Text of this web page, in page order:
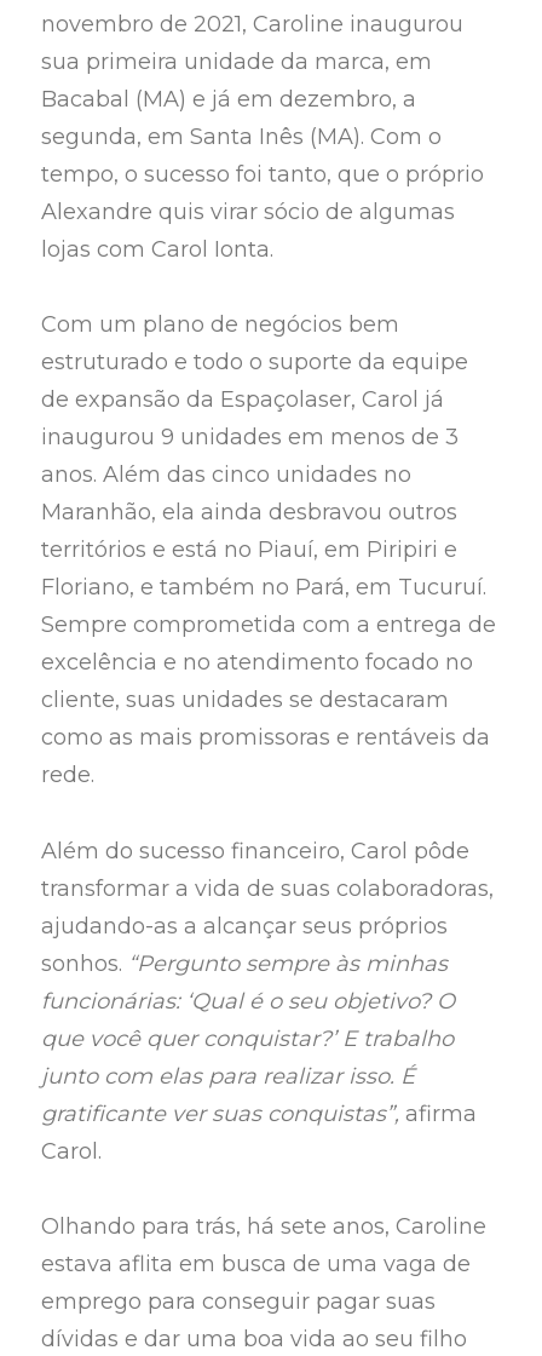
novembro de 2021, Caroline inaugurou
sua primeira unidade da marca, em
Bacabal (MA) e já em dezembro, a
segunda, em Santa Inês (MA). Com o
tempo, o sucesso foi tanto, que o próprio
Alexandre quis virar sócio de algumas
lojas com Carol Ionta.
Com um plano de negócios bem
estruturado e todo o suporte da equipe
de expansão da Espaçolaser, Carol já
inaugurou 9 unidades em menos de 3
anos. Além das cinco unidades no
Maranhão, ela ainda desbravou outros
territórios e está no Piauí, em Piripiri e
Floriano, e também no Pará, em Tucuruí.
Sempre comprometida com a entrega de
excelência e no atendimento focado no
cliente, suas unidades se destacaram
como as mais promissoras e rentáveis da
rede.
Além do sucesso financeiro, Carol pôde
transformar a vida de suas colaboradoras,
ajudando-as a alcançar seus próprios
sonhos. “Pergunto sempre às minhas
funcionárias: ‘Qual é o seu objetivo? O
que você quer conquistar?’ E trabalho
junto com elas para realizar isso. É
gratificante ver suas conquistas”, afirma
Carol.
Olhando para trás, há sete anos, Caroline
estava aflita em busca de uma vaga de
emprego para conseguir pagar suas
dívidas e dar uma boa vida ao seu filho